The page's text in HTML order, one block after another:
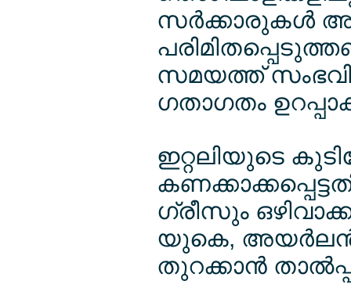
സര്‍ക്കാരുകള്‍
സമയത്ത്
ഗതാഗതം
ഇറ്റലിയുടെ
ഗ്രീസും
യുകെ,
തുറക്കാന്‍